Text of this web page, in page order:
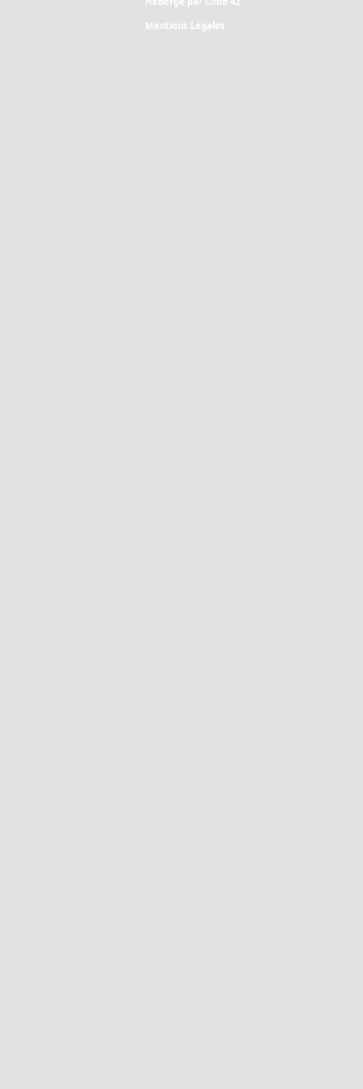
Mentions Légales